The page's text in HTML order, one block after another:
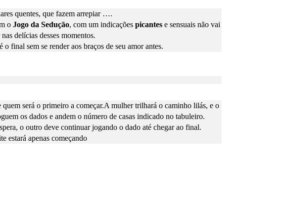
quentes, que fazem arrepiar ….
o Jogo da Sedução, com um indicações picantes e sensuais não vai
delícias desses momentos.
o final sem se render aos braços de seu amor antes.
será o primeiro a começar.A mulher trilhará o caminho lilás, e o
os dados e andem o número de casas indicado no tabuleiro.
o outro deve continuar jogando o dado até chegar ao final.
estará apenas começando